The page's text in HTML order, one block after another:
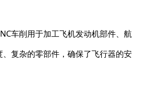
车削用于加工飞机发动机部件、航
复杂的零部件，确保了飞行器的安